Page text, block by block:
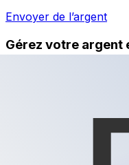
Envoyer de l’argent
Gérez votre argent
et la gestion de vos
programmez des
l'argent à l'étranger
l'application dès